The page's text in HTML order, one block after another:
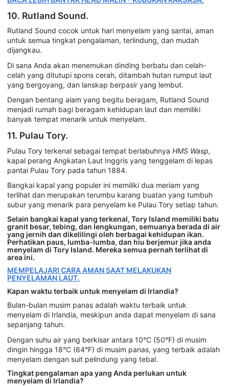
10. Rutland Sound.
Rutland Sound cocok untuk hari menyelam yang santai, aman
untuk semua tingkat pengalaman, terlindung, dan mudah
dijangkau.
Di sana Anda akan menemukan dinding berbatu dan celah-
celah yang ditutupi spons cerah, ditambah hutan rumput laut
yang bergoyang, dan lanskap berpasir yang lembut.
Dengan bentang alam yang begitu beragam, Rutland Sound
menjadi rumah bagi beragam kehidupan laut dan memiliki
banyak tempat menarik untuk menyelam.
11. Pulau Tory.
Pulau Tory terkenal sebagai tempat berlabuhnya HMS Wasp,
kapal perang Angkatan Laut Inggris yang tenggelam di lepas
pantai Pulau Tory pada tahun 1884.
Bangkai kapal yang populer ini memiliki dua meriam yang
terlihat dan merupakan terumbu karang buatan yang tumbuh
subur yang menarik para penyelam ke Pulau Tory setiap tahun.
Selain bangkai kapal yang terkenal, Tory Island memiliki batu
granit besar, tebing, dan lengkungan, semuanya berada di air
yang jernih dan dikelilingi oleh berbagai kehidupan ikan.
Perhatikan paus, lumba-lumba, dan hiu berjemur jika anda
menyelam di Tory Island. Mereka semua pernah terlihat di
area ini.
MEMPELAJARI CARA AMAN SAAT MELAKUKAN
PENYELAMAN LAUT.
Kapan waktu terbaik untuk menyelam di Irlandia?
Bulan-bulan musim panas adalah waktu terbaik untuk
menyelam di Irlandia, meskipun anda dapat menyelam di sana
sepanjang tahun.
Dengan suhu air yang berkisar antara 10°C (50°F) di musim
dingin hingga 18°C (64°F) di musim panas, yang terbaik adalah
menyelam dengan suit pelindung yang tebal.
Tingkat pengalaman apa yang Anda perlukan untuk
menyelam di Irlandia?